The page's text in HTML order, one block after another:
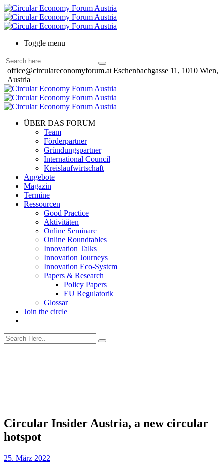
Toggle menu
office@circulareconomyforum.at Eschenbachgasse 11, 1010 Wien,
Austria
ÜBER DAS FORUM
Team
Förderpartner
Gründungspartner
International Council
Kreislaufwirtschaft
Angebote
Magazin
Termine
Ressourcen
Good Practice
Aktivitäten
Online Seminare
Online Roundtables
Innovation Talks
Innovation Journeys
Innovation Eco-System
Papers & Research
Policy Papers
EU Regulatorik
Glossar
Join the circle
Circular Insider Austria, a new circular
hotspot
25. März 2022